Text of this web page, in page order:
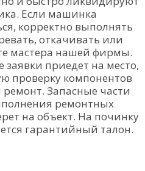
Если машинка
корректно выполнять
откачивать или
мастера нашей фирмы.
заявки приедет на место,
проверку компонентов
Запасные части
ремонтных
на объект. На починку
гарантийный талон.